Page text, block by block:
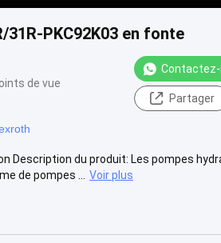
31R-PKC92K03 en fonte
de vue
Partager
Description du produit: Les pompes
de pompes ...
Voir plus